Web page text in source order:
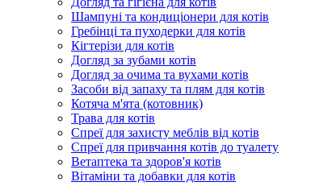
Шампуні та кондиціонери для котів
Гребінці та пуходерки для котів
Кігтерізи для котів
Догляд за зубами котів
Догляд за очима та вухами котів
Засоби від запаху та плям для котів
Котяча м'ята (котовник)
Трава для котів
Спреї для захисту меблів від котів
Спреї для привчання котів до туалету
Ветаптека та здоров'я котів
Вітаміни та добавки для котів